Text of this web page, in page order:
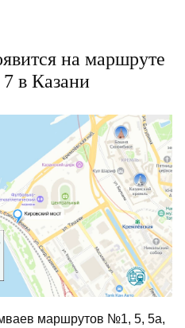
на маршруте
в Казани
маршрутов №1, 5, 5а,